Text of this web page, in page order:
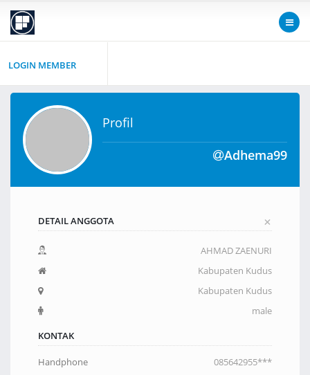
LOGIN MEMBER
Profil
Adhema99
DETAIL ANGGOTA +
AHMAD ZAENURI
Kabupaten Kudus
Kabupaten Kudus
male
KONTAK
Handphone
085642955***